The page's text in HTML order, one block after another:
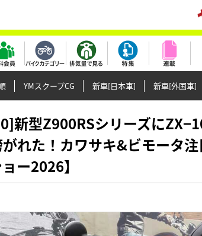
YMスクープCG 新車[日本車] 新車[外国車]
新型Z900RSシリーズに
れた！カワサキ&ビモータ
ー2026】